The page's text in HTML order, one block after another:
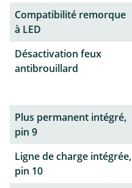
Compatibilité remorque
à LED
Désactivation feux
antibrouillard
Plus permanent intégré,
pin 9
Ligne de charge intégrée,
pin 10